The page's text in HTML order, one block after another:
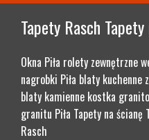
Tapety Rasch
Okna Piła rolety zewnętrzne
nagrobki Piła blaty kuchenne
blaty kamienne kostka
granitu Piła Tapety na ścianę
Rasch